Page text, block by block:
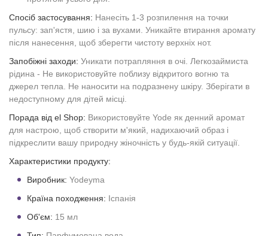
Спосіб застосування: Нанесіть 1-3 розпилення на точки
пульсу: зап'ястя, шию і за вухами. Уникайте втирання аромату
після нанесення, щоб зберегти чистоту верхніх нот.
Запобіжні заходи: Уникати потрапляння в очі. Легкозаймиста
рідина - Не використовуйте поблизу відкритого вогню та
джерел тепла. Не наносити на подразнену шкіру. Зберігати в
недоступному для дітей місці.
Порада від el Shop: Використовуйте Yode як денний аромат
для настрою, щоб створити м'який, надихаючий образ і
підкреслити вашу природну жіночність у будь-якій ситуації.
Характеристики продукту:
Виробник: Yodeyma
Країна походження: Іспанія
Об'єм: 15 мл